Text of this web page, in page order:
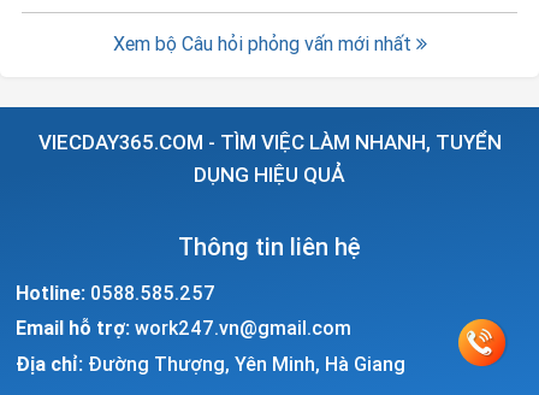
Xem bộ Câu hỏi phỏng vấn mới nhất
VIECDAY365.COM - TÌM VIỆC LÀM NHANH, TUYỂN
DỤNG HIỆU QUẢ
Thông tin liên hệ
Hotline: 0588.585.257
Email hỗ trợ: work247.vn@gmail.com
Địa chỉ: Đường Thượng, Yên Minh, Hà Giang